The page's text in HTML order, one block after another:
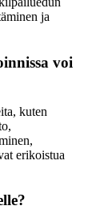
ja
voi
kuten
erikoistua